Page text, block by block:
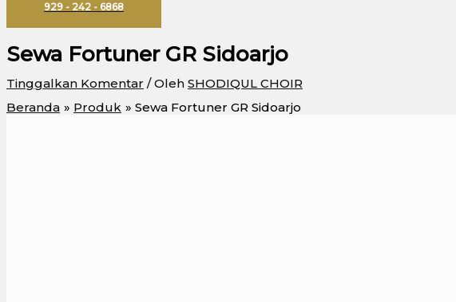
929 - 242 - 6868
Sewa Fortuner GR Sidoarjo
Tinggalkan Komentar / Oleh SHODIQUL CHOIR
Beranda
Produk Sewa Fortuner GR Sidoarjo